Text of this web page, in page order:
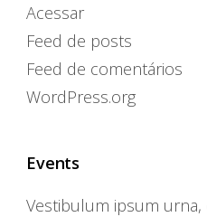
Acessar
Feed de posts
Feed de comentários
WordPress.org
Events
Vestibulum ipsum urna,